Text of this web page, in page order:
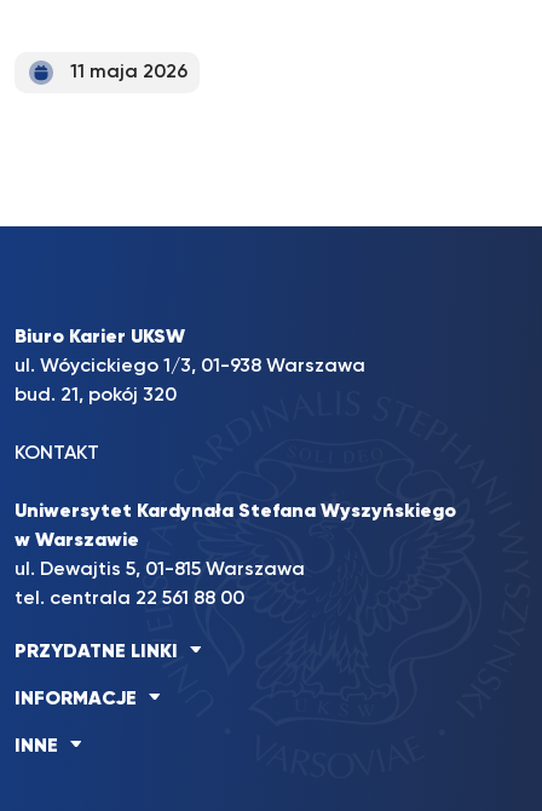
11 maja 2026
Biuro Karier UKSW
ul. Wóycickiego 1/3, 01-938 Warszawa
bud. 21, pokój 320
KONTAKT
Uniwersytet Kardynała Stefana Wyszyńskiego
w Warszawie
ul. Dewajtis 5, 01-815 Warszawa
tel. centrala 22 561 88 00
PRZYDATNE LINKI
INFORMACJE
INNE